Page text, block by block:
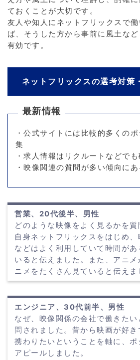
ておくことが大切です。
友人や知人にネットフリックスで
ば、そうした方から事前に風土な
有効です。
ネットフリックスの選考対策
最新情報
・公式サイトには比較的多くの
集
・求人情報はリクルートなどで
・映像関連の質問が多い傾向にあ
営業、20代後半、男性
どのような映像をよく見るかを
自身ネットフリックスをはじめ、
などはよく利用していて時間があ
いると伝えました。また、アニ
ニメをたくさん見ていると伝えま
エンジニア、30代前半、男性
なぜ、映像関係の会社で働きた
問されました。昔から映画が好
携わりたいということを軸に、
アピールしました。